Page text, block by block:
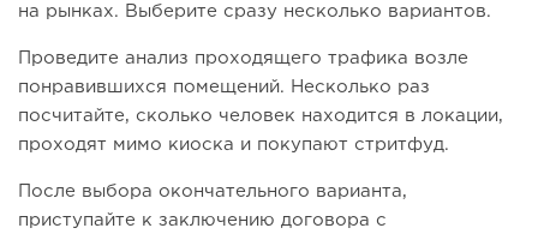
на рынках. Выберите сразу несколько вариантов.
Проведите анализ проходящего трафика возле
понравившихся помещений. Несколько раз
посчитайте, сколько человек находится в локации,
проходят мимо киоска и покупают стритфуд.
После выбора окончательного варианта,
приступайте к заключению договора с